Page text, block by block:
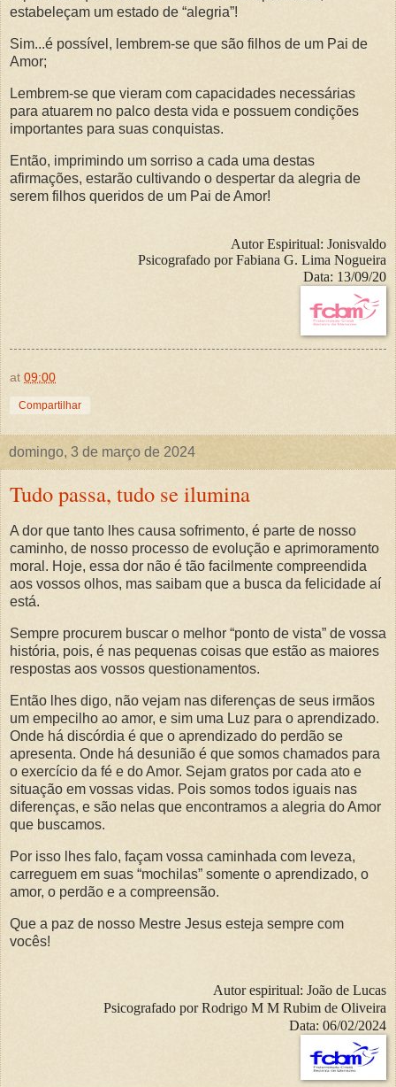
estabeleçam um estado de “alegria”!
Sim...é possível, lembrem-se que são filhos de um Pai de
Amor;
Lembrem-se que vieram com capacidades necessárias
para atuarem no palco desta vida e possuem condições
importantes para suas conquistas.
Então, imprimindo um sorriso a cada uma destas
afirmações, estarão cultivando o despertar da alegria de
serem filhos queridos de um Pai de Amor!
Autor Espiritual: Jonisvaldo
Psicografado porFabiana G. Lima Nogueira
Data: 13/09/20
at 09:00
Compartilhar
domingo, 3 de março de 2024
Tudo passa, tudo se ilumina
A dor que tanto lhes causa sofrimento, é parte de nosso
caminho, de nosso processo de evolução e aprimoramento
moral. Hoje, essa dor não é tão facilmente compreendida
aos vossos olhos, mas saibam que a busca da felicidade aí
está.
Sempre procurem buscar o melhor “ponto de vista” de vossa
história, pois, é nas pequenas coisas que estão as maiores
respostas aos vossos questionamentos.
Então lhes digo, não vejam nas diferenças de seus irmãos
um empecilho ao amor, e sim uma Luz para o aprendizado.
Onde há discórdia é que o aprendizado do perdão se
apresenta. Onde há desunião é que somos chamados para
o exercício da fé e do Amor. Sejam gratos por cada ato e
situação em vossas vidas. Pois somos todos iguais nas
diferenças, e são nelas que encontramos a alegria do Amor
que buscamos.
Por isso lhes falo, façam vossa caminhada com leveza,
carreguem em suas “mochilas” somente o aprendizado, o
amor, o perdão e a compreensão.
Que a paz de nosso Mestre Jesus esteja sempre com
vocês!
Autor espiritual: João de Lucas
Psicografado porRodrigo M M Rubim de Oliveira
Data: 06/02/2024